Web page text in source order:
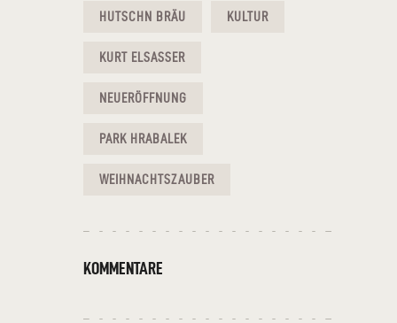
HUTSCHN BRÄU KULTUR
KURT ELSASSER
NEUERÖFFNUNG
PARK HRABALEK
WEIHNACHTSZAUBER
KOMMENTARE